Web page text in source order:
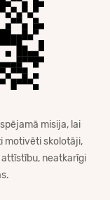
misija, lai
motivēti skolotāji,
neatkarīgi